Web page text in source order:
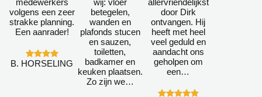
volgens een zeer
strakke planning.
Een aanrader!
B. HORSELING
betegelen,
wanden en
plafonds stucen
en sauzen,
toiletten,
badkamer en
keuken plaatsen.
Zo zijn we…
door Dirk
ontvangen. Hij
heeft met heel
veel geduld en
aandacht ons
geholpen om
een…